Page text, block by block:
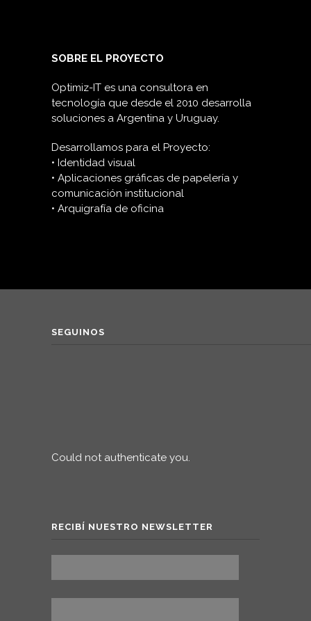
SOBRE EL PROYECTO
Optimiz-IT es una consultora en
tecnología que desde el 2010 desarrolla
soluciones a Argentina y Uruguay.
Desarrollamos para el Proyecto:
• Identidad visual
• Aplicaciones gráficas de papelería y
comunicación institucional
• Arquigrafía de oficina
SEGUINOS
Could not authenticate you.
RECIBÍ NUESTRO NEWSLETTER